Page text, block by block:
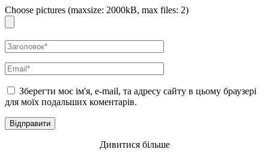
Choose pictures (maxsize: 2000kB, max files: 2)
Зберегти моє ім'я, e-mail, та адресу сайту в цьому браузері
для моїх подальших коментарів.
Дивитися більше